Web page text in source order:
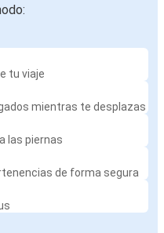
tu viaje
mientras te desplazas
las piernas
de forma segura